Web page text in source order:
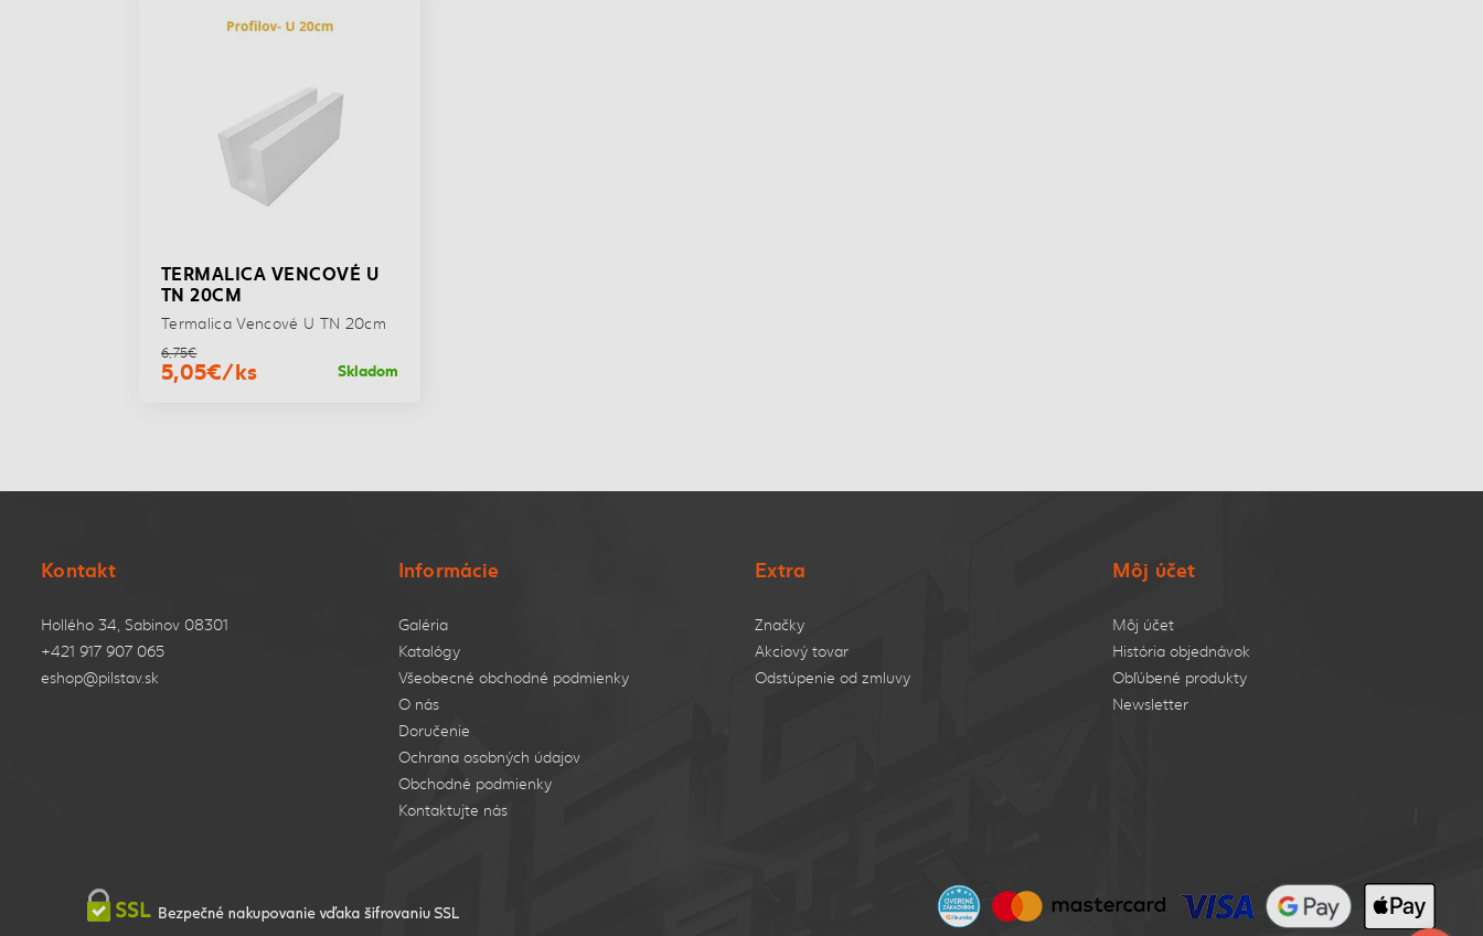
TERMALICA VENCOVÉ U
TN 20CM
Termalica Vencové U TN 20cm
6,75€
5,05€/ks Skladom
Kontakt
Hollého 34, Sabinov 08301
+421 917 907 065
eshop@pilstav.sk
Informácie
Galéria
Katalógy
Všeobecné obchodné podmienky
O nás
Doručenie
Ochrana osobných údajov
Obchodné podmienky
Kontaktujte nás
Extra
Značky
Akciový tovar
Odstúpenie od zmluvy
Môj účet
Môj účet
História objednávok
Obľúbené produkty
Newsletter